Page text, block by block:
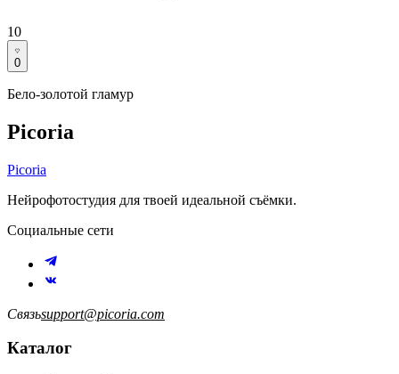
10
0
Бело-золотой гламур
Picoria
Picoria
Нейрофотостудия для твоей идеальной съёмки.
Социальные сети
Связьsupport@picoria.com
Каталог